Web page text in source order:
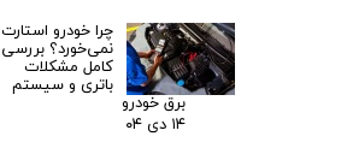
چرا خودرو استارت
نمی‌خورد؟ بررسی
کامل مشکلات
باتری و سیستم
برق خودرو
۱۴ دی ۰۴